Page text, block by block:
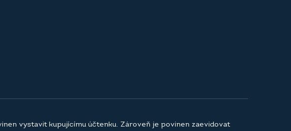
vystavit kupujícímu účtenku. Zároveň je povinen zaevidovat